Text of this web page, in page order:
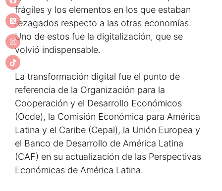
frágiles y los elementos en los que estaban
rezagados respecto a las otras economías.
Uno de estos fue la digitalización, que se
volvió indispensable.
La transformación digital fue el punto de
referencia de la Organización para la
Cooperación y el Desarrollo Económicos
(Ocde), la Comisión Económica para América
Latina y el Caribe (Cepal), la Unión Europea y
el Banco de Desarrollo de América Latina
(CAF) en su actualización de las Perspectivas
Económicas de América Latina.